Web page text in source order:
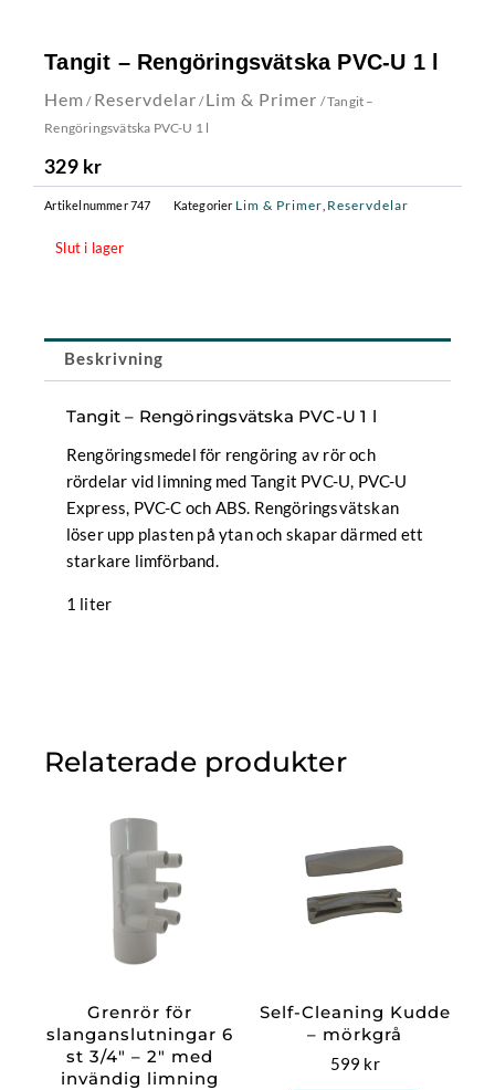
Tangit – Rengöringsvätska PVC-U 1 l
Hem / Reservdelar /Lim & Primer / Tangit –
Rengöringsvätska PVC-U 1 l
329 kr
Artikelnummer747 Kategorier Lim & Primer Reservdelar
Slut i lager
Beskrivning
Tangit – Rengöringsvätska PVC-U 1 l
Rengöringsmedel för rengöring av rör och
rördelar vid limning med Tangit PVC-U, PVC-U
Express, PVC-C och ABS. Rengöringsvätskan
löser upp plasten på ytan och skapar därmed ett
starkare limförband.
1 liter
Relaterade produkter
Grenrör för
slanganslutningar 6
st 3/4″ – 2″ med
invändig limning
Self-Cleaning Kudde
– mörkgrå
599 kr